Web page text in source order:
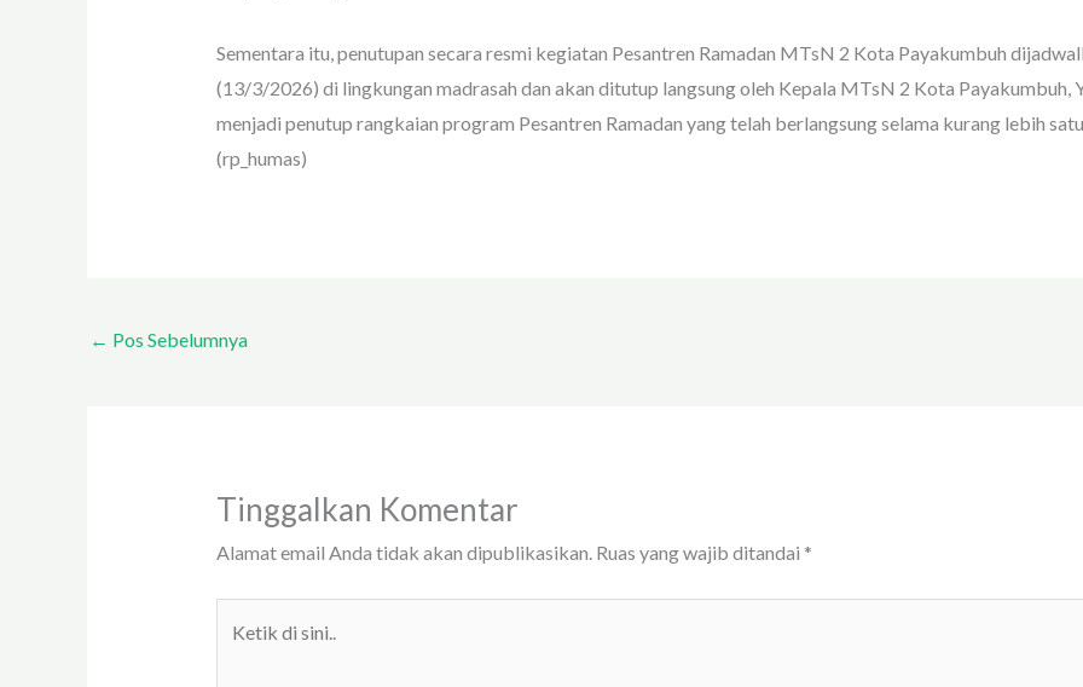
Sementara itu, penutupan secara resmi kegiatan Pesantren Ramadan MTsN 2 Kota Payakumbuh
(13/3/2026) di lingkungan madrasah dan akan ditutup langsung oleh Kepala MTsN 2 Kota Payakumbuh,
menjadi penutup rangkaian program Pesantren Ramadan yang telah berlangsung selama kurang lebih
(rp_humas)
← Pos Sebelumnya
Tinggalkan Komentar
Alamat email Anda tidak akan dipublikasikan. Ruas yang wajib ditandai *